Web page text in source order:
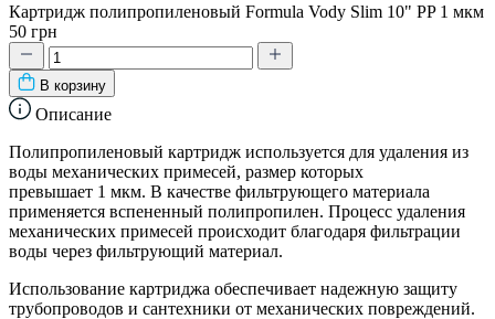
Картридж полипропиленовый Formula Vody Slim 10" PP 1 мкм
50 грн
В корзину
Описание
Полипропиленовый картридж используется для удаления из
воды механических примесей, размер которых
превышает 1 мкм. В качестве фильтрующего материала
применяется вспененный полипропилен. Процесс удаления
механических примесей происходит благодаря фильтрации
воды через фильтрующий материал.
Использование картриджа обеспечивает надежную защиту
трубопроводов и сантехники от механических повреждений.